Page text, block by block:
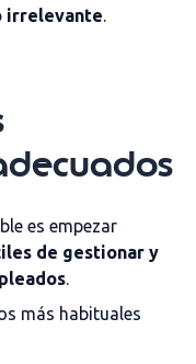
irrelevante.
es empezar
de gestionar y
.
más habituales